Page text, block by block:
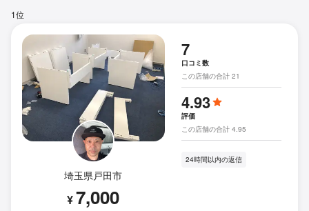
1位
埼玉県戸田市
¥7,000
7
口コミ数
この店舗の合計 21
4.93
評価
この店舗の合計 4.95
24時間以内の返信